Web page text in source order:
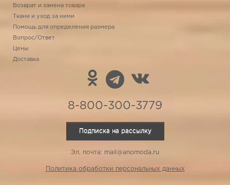
Возврат и замена товара
Ткани и уход за ними
Помощь для определения размера
Вопрос/Ответ
Цены
Доставка
8-800-300-3779
Подписка на рассылку
Эл. почта: mail@anomoda.ru
Политика обработки персональных данных